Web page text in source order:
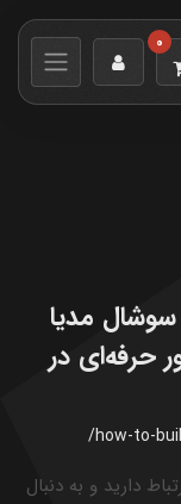
0
مدیا
حرفه‌ای در
/how-to-
دارید و به دنبال